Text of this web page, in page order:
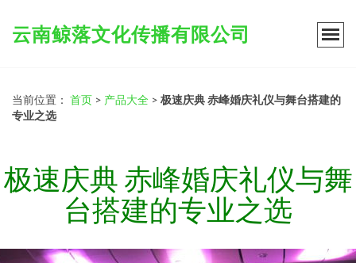
云南鲸落文化传播有限公司
当前位置： 首页 > 产品大全 > 极速庆典 赤峰婚庆礼仪与舞台搭建的
专业之选
极速庆典 赤峰婚庆礼仪与舞
台搭建的专业之选